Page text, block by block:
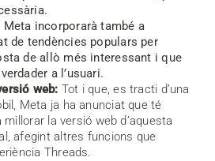
Meta incorporarà també a
de tendències populars per
de allò més interessant i que
a l’usuari.
web: Tot i que, es tracti d’una
Meta ja ha anunciat que té
la versió web d’aquesta
afegint altres funcions que
Threads.